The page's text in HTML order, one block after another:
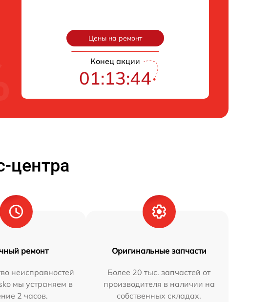
Цены на ремонт
Конец акции
01:13:43
центра
ремонт
неисправностей
мы устраняем в
2 часов.
Оригинальные запчасти
Более 20 тыс. запчастей от
производителя в наличии на
собственных складах.